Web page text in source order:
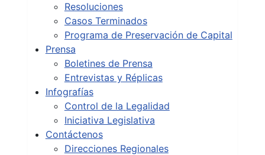
Resoluciones
Casos Terminados
Programa de Preservación de Capital
Prensa
Boletines de Prensa
Entrevistas y Réplicas
Infografías
Control de la Legalidad
Iniciativa Legislativa
Contáctenos
Direcciones Regionales